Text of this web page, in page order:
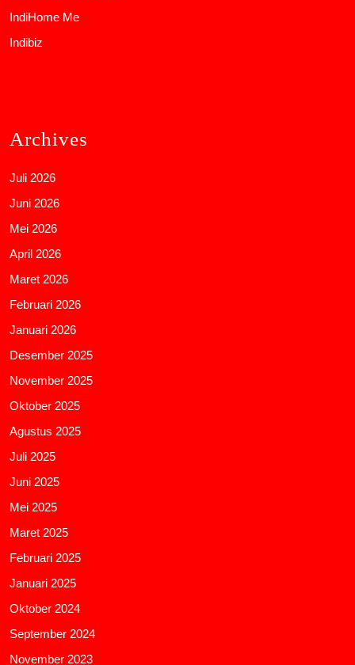
IndiHome Me
Indibiz
Archives
Juli 2026
Juni 2026
Mei 2026
April 2026
Maret 2026
Februari 2026
Januari 2026
Desember 2025
November 2025
Oktober 2025
Agustus 2025
Juli 2025
Juni 2025
Mei 2025
Maret 2025
Februari 2025
Januari 2025
Oktober 2024
September 2024
November 2023